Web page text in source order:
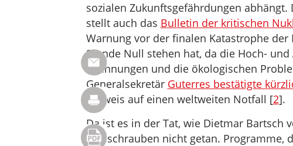
sozialen Zukunftsgefährdungen
stellt auch das Bulletin der kritischen
Warnung vor der finalen Katastrophe
Stunde Null stehen hat, da die Hoch-
Spannungen und die ökologischen
Generalsekretär Guterres bestätigte
Verweis auf einen weltweiten Notfall [2].
Da ist es in der Tat, wie Dietmar Bartsch
Stellschrauben nicht getan. Programme,